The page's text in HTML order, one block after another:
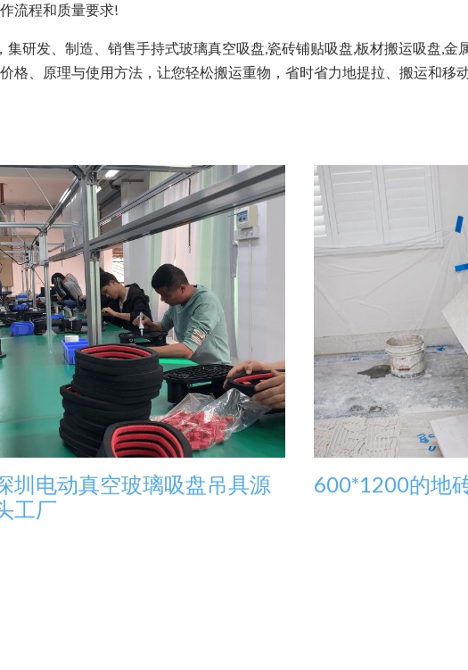
流程和质量要求!
研发、制造、销售手持式玻璃真空吸盘,瓷砖铺贴吸盘,板材搬运吸盘,金
格、原理与使用方法，让您轻松搬运重物，省时省力地提拉、搬运和移
圳电动真空玻璃吸盘吊具源
工厂
600*1200的地